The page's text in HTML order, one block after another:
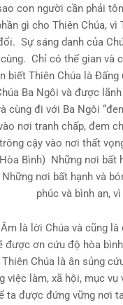
con người cần phải
gì cho Thiên Chúa,
Sự sáng danh của
Chỉ có thế gian và
biết Thiên Chúa là
Ba Ngôi và được
cùng đi với Ba Ngôi
nơi tranh chấp, đem
cậу vào nơi thất
Bình) Những nơi bất
nơi bất hạnh và
phúc và bình an,
là lời Chúa và cũng
được ơn cứu độ hòa
Thiên Chúa là ân sủng
việc làm, xã hội, mục
ta được đứng vững nơi